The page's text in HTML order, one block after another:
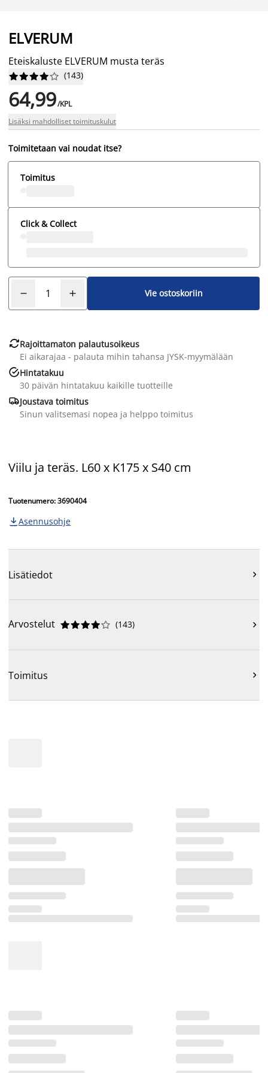
ELVERUM
Eteiskaluste ELVERUM musta teräs





 (143)
64,99/KPL
Lisäksi mahdolliset toimituskulut
Toimitetaan vai noudat itse?
Toimitus
Click & Collect
Vie ostoskoriin
Rajoittamaton palautusoikeus
Ei aikarajaa - palauta mihin tahansa JYSK-myymälään
Hintatakuu
30 päivän hintatakuu kaikille tuotteille
Joustava toimitus
Sinun valitsemasi nopea ja helppo toimitus
Viilu ja teräs. L60 x K175 x S40 cm
Tuotenumero: 3690404
 Asennusohje
Lisätiedot 
Arvostelut 




 (143) 
Toimitus 